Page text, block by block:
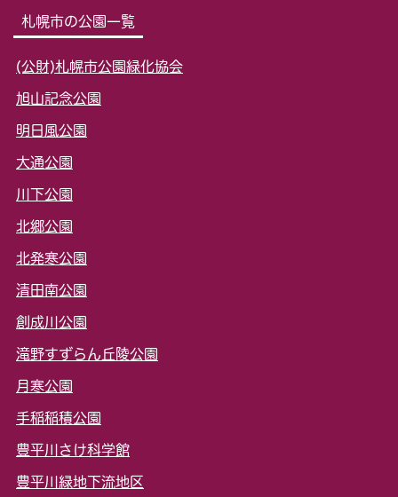
札幌市の公園一覧
(公財)札幌市公園緑化協会
旭山記念公園
明日風公園
大通公園
川下公園
北郷公園
北発寒公園
清田南公園
創成川公園
滝野すずらん丘陵公園
月寒公園
手稲稲積公園
豊平川さけ科学館
豊平川緑地下流地区